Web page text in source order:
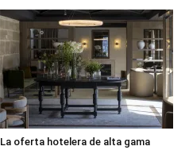
La oferta hotelera de alta gama